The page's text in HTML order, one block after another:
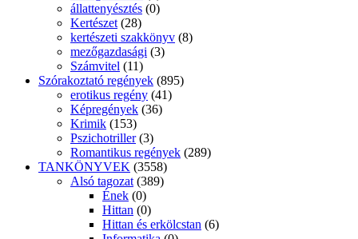
állattenyésztés (0)
Kertészet (28)
kertészeti szakkönyv (8)
mezőgazdasági (3)
Számvitel (11)
Szórakoztató regények (895)
erotikus regény (41)
Képregények (36)
Krimik (153)
Pszichotriller (3)
Romantikus regények (289)
TANKÖNYVEK (3558)
Alsó tagozat (389)
Ének (0)
Hittan (0)
Hittan és erkölcstan (6)